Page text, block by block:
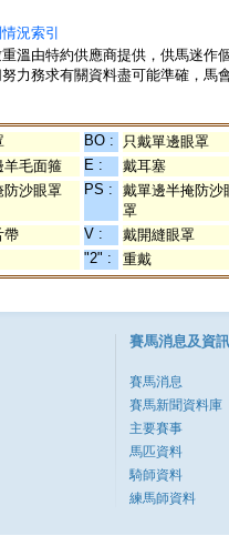
況索引
溫由特約供應商提供，供馬迷作
力務求有關資料盡可能準確，馬
BO : 只戴單邊眼罩
羊毛面箍 E : 戴耳塞
防沙眼罩 PS :
戴單邊半掩防沙
罩
帶 V : 戴開縫眼罩
"2" : 重戴
賽馬消息及資訊
賽馬消息
賽馬新聞資料庫
主要賽事
馬匹資料
騎師資料
練馬師資料